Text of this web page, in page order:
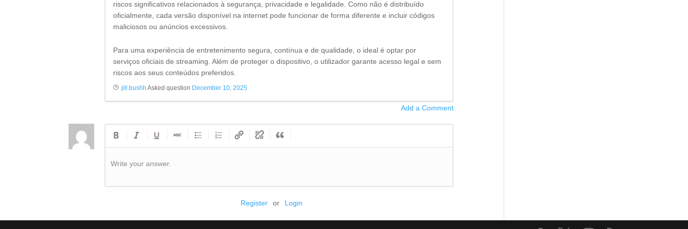
riscos significativos relacionados à segurança, privacidade e legalidade. Como não é distribuído
oficialmente, cada versão disponível na internet pode funcionar de forma diferente e incluir códigos
maliciosos ou anúncios excessivos.
Para uma experiência de entretenimento segura, contínua e de qualidade, o ideal é optar por
serviços oficiais de streaming. Além de proteger o dispositivo, o utilizador garante acesso legal e sem
riscos aos seus conteúdos preferidos.
jill.bushh Asked question December 10, 2025
Add a Comment
Write your answer.
Register or Login